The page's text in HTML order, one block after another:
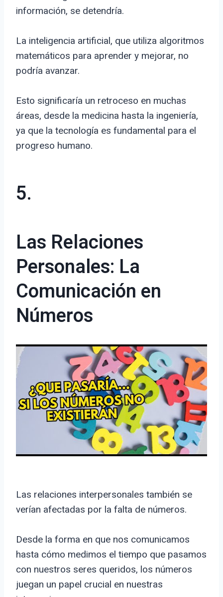
información, se detendría.
La inteligencia artificial, que utiliza algoritmos
matemáticos para aprender y mejorar, no
podría avanzar.
Esto significaría un retroceso en muchas
áreas, desde la medicina hasta la ingeniería,
ya que la tecnología es fundamental para el
progreso humano.
5.
Las Relaciones
Personales: La
Comunicación en
Números
Las relaciones interpersonales también se
verían afectadas por la falta de números.
Desde la forma en que nos comunicamos
hasta cómo medimos el tiempo que pasamos
con nuestros seres queridos, los números
juegan un papel crucial en nuestras